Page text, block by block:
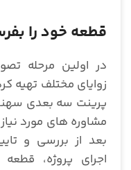
قطعه خود را
در اولین مرحله
زوایای مختلف تهیه
پرینت سه بعدی
مشاوره های مورد
بعد از بررسی و
اجرای پروژه،